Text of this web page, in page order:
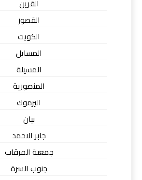
القرين
القصور
الكويت
المسايل
المسيلة
المنصورية
اليرموك
بيان
جابر الاحمد
جمعية المرقاب
جنوب السرة